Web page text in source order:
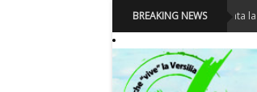
BREAKING NEWS
Carnevale - Nominata la nuova